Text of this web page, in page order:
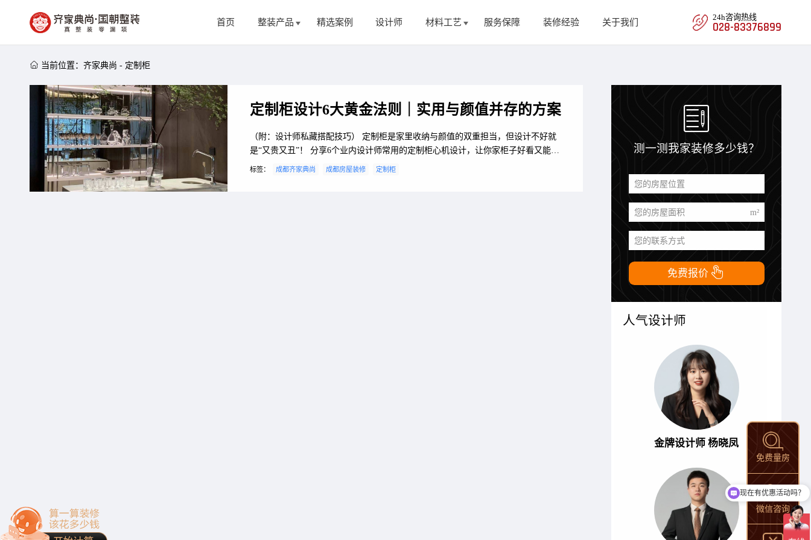
首页 整装产品 精选案例 设计师 材料工艺 服务保障 装修经验 关于我们
24h咨询热线
028-83376899
 当前位置： 齐家典尚 -定制柜
定制柜设计6大黄金法则｜实用与颜值并存的方案
（附：设计师私藏搭配技巧） 定制柜是家里收纳与颜值的双重担当，但设计不好就
是“又贵又丑”！ 分享6个业内设计师常用的定制柜心机设计，让你家柜子好看又能
装！
标签： 成都齐家典尚 成都房屋装修 定制柜

测一测我家装修多少钱？
您的房屋位置
您的房屋面积 m²
您的联系方式
免费报价 
人气设计师
金牌设计师 杨晓凤
免费量房
微信咨询
现在有优惠活动吗？